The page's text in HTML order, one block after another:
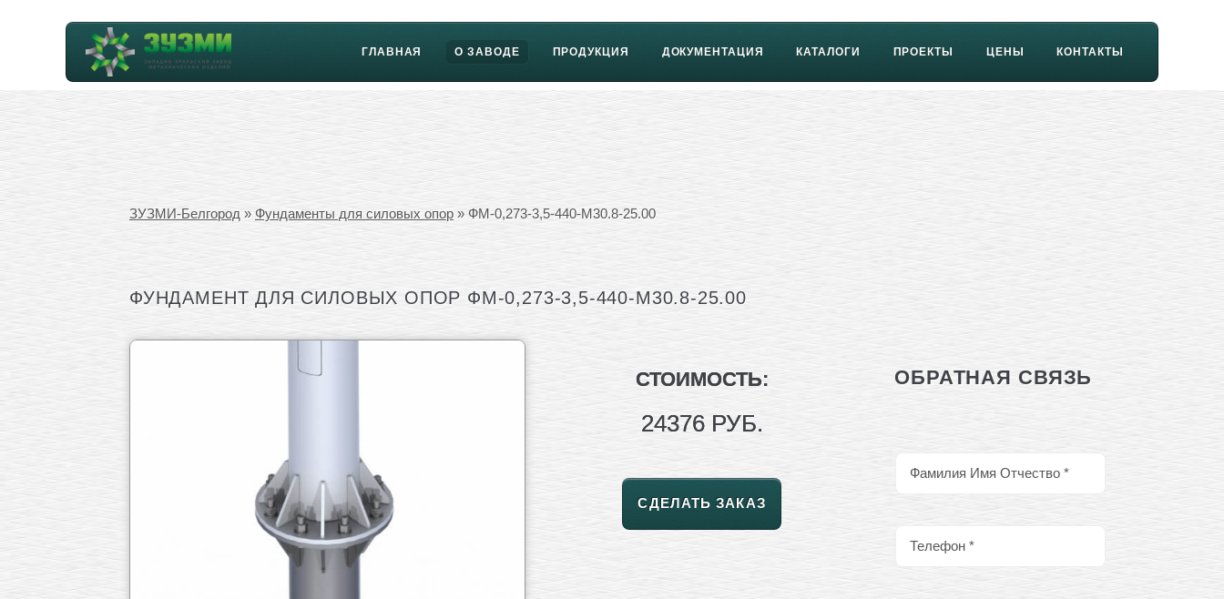
ГЛАВНАЯ О ЗАВОДЕ ПРОДУКЦИЯ ДОКУМЕНТАЦИЯ КАТАЛОГИ ПРОЕКТЫ ЦЕНЫ КОНТАКТЫ
ЗУЗМИ-Белгород » Фундаменты для силовых опор » ФМ-0,273-3,5-440-М30.8-25.00
ФУНДАМЕНТ ДЛЯ СИЛОВЫХ ОПОР ФМ-0,273-3,5-440-М30.8-25.00
СТОИМОСТЬ:
24376 РУБ.
СДЕЛАТЬ ЗАКАЗ
ОБРАТНАЯ СВЯЗЬ